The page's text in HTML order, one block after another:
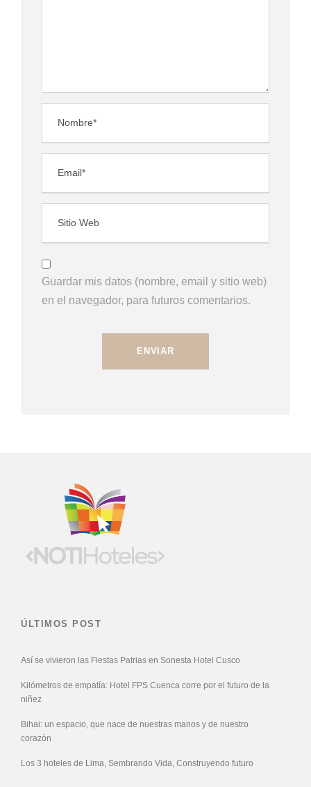
Guardar mis datos (nombre, email y sitio web)
en el navegador, para futuros comentarios.
ÚLTIMOS POST
Así se vivieron las Fiestas Patrias en Sonesta Hotel Cusco
Kilómetros de empatía: Hotel FPS Cuenca corre por el futuro de la
niñez
Bihai: un espacio, que nace de nuestras manos y de nuestro
corazón
Los 3 hoteles de Lima, Sembrando Vida, Construyendo futuro